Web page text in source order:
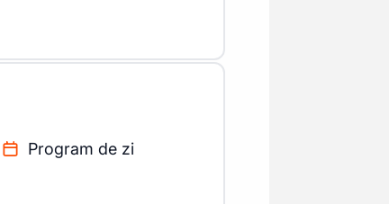
Program de zi